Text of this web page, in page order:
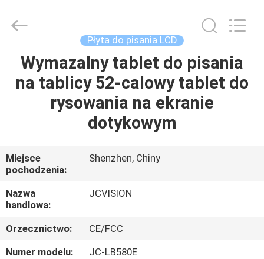
DOM
PRODUKTY
NAS
WYCIECZKA
PO
FABRYCE
Interactive
Technology
Reserved.
Płyta do pisania LCD
Wymazalny tablet do pisania
na tablicy 52-calowy tablet do
rysowania na ekranie
dotykowym
Miejsce
pochodzenia:
Shenzhen, Chiny
Nazwa
handlowa:
JCVISION
Orzecznictwo:
CE/FCC
Numer modelu:
JC-LB580E